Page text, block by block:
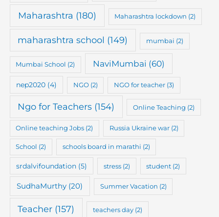
Maharashtra (180) Maharashtra lockdown (2)
maharashtra school (149) mumbai (2)
Mumbai School (2) NaviMumbai (60)
nep2020(4) NGO(2) NGO for teacher (3)
Ngo for Teachers (154) Online Teaching (2)
Online teaching Jobs (2) Russia Ukraine war(2)
School (2) schools board in marathi (2)
srdalvifoundation (5) stress (2) student (2)
SudhaMurthy (20) Summer Vacation (2)
Teacher (157) teachers day (2)